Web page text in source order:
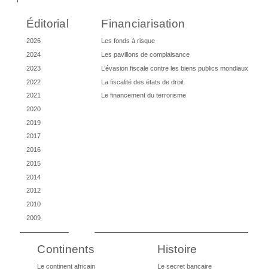
Éditorial
2026
2024
2023
2022
2021
2020
2019
2017
2016
2015
2014
2012
2010
2009
Financiarisation
Les fonds à risque
Les pavillons de complaisance
L’évasion fiscale contre les biens publics mondiaux
La fiscalité des états de droit
Le financement du terrorisme
Continents
Le continent africain
Histoire
Le secret bancaire